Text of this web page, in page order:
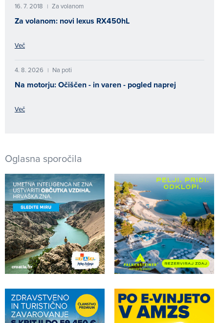
16. 7. 2018 | Za volanom
Za volanom: novi lexus RX450hL
Več
4. 8. 2026 | Na poti
Na motorju: Očiščen - in varen - pogled naprej
Več
Oglasna sporočila